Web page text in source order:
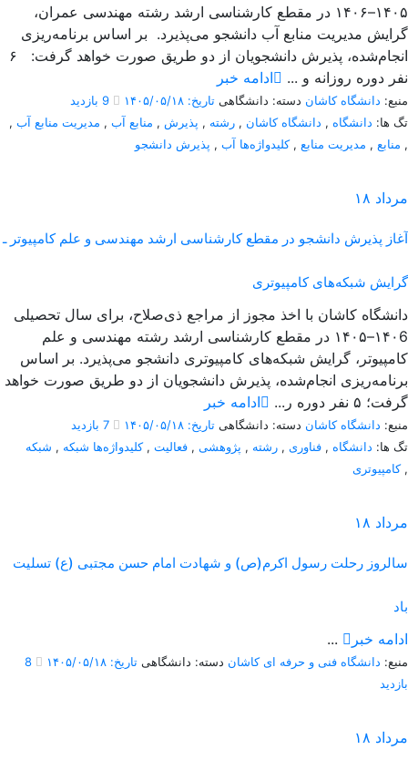
۱۴۰۵–۱۴۰۶ در مقطع کارشناسی ارشد رشته مهندسی عمران،
گرایش مدیریت منابع آب دانشجو می‌پذیرد. بر اساس برنامه‌ریزی
انجام‌شده، پذیرش دانشجویان از دو طریق صورت خواهد گرفت: ۶
نفر دوره روزانه و ...
ادامه خبر
منبع: دانشگاه کاشان دسته: دانشگاهی تاریخ: ۱۴۰۵/۰۵/۱۸
تگ ها: دانشگاه , دانشگاه کاشان , رشته , پذیرش , منابع آب , مدیریت منابع آب ,
منابع , مدیریت منابع ,کلیدواژه‌ها آب , پذیرش دانشجو ,
۱۸ مرداد
آغاز پذیرش دانشجو در مقطع کارشناسی ارشد مهندسی و علم کامپیوتر ـ
گرایش شبکه‌های کامپیوتری
دانشگاه کاشان با اخذ مجوز از مراجع ذی‌صلاح، برای سال تحصیلی
۱۴۰6–۱۴۰۵ در مقطع کارشناسی ارشد رشته مهندسی و علم
کامپیوتر، گرایش شبکه‌های کامپیوتری دانشجو می‌پذیرد. بر اساس
برنامه‌ریزی انجام‌شده، پذیرش دانشجویان از دو طریق صورت خواهد
گرفت؛ ۵ نفر دوره ر...
ادامه خبر
منبع: دانشگاه کاشان دسته: دانشگاهی تاریخ: ۱۴۰۵/۰۵/۱۸
تگ ها: دانشگاه , فناوری , رشته , پژوهشی , فعالیت ,کلیدواژه‌ها شبکه , شبکه
کامپیوتری,
۱۸ مرداد
سالروز رحلت رسول اکرم(ص) و شهادت امام حسن مجتبی (ع) تسلیت
باد
... ادامه خبر
منبع: دانشگاه فنی و حرفه ای کاشان دسته: دانشگاهی تاریخ: ۱۴۰۵/۰۵/۱۸
8
بازدید
۱۸ مرداد